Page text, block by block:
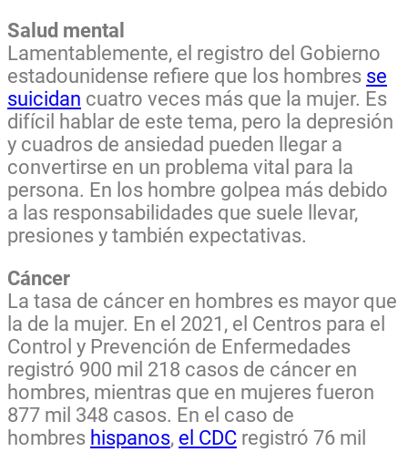
Salud mental
Lamentablemente, el registro del Gobierno
estadounidense refiere que los hombres se
suicidan cuatro veces más que la mujer. Es
difícil hablar de este tema, pero la depresión
y cuadros de ansiedad pueden llegar a
convertirse en un problema vital para la
persona. En los hombre golpea más debido
a las responsabilidades que suele llevar,
presiones y también expectativas.
Cáncer
La tasa de cáncer en hombres es mayor que
la de la mujer. En el 2021, el Centros para el
Control y Prevención de Enfermedades
registró 900 mil 218 casos de cáncer en
hombres, mientras que en mujeres fueron
877 mil 348 casos. En el caso de
hombres hispanos, el CDC registró 76 mil